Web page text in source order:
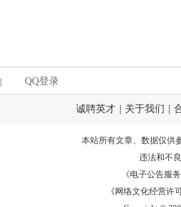
QQ登录
诚聘英才 关于我们
本站所有文章、数据仅供
违法和不
《电子公告服务
《网络文化经营许